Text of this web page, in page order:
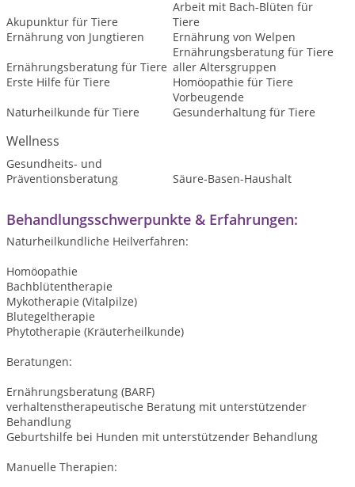
Akupunktur für Tiere
Arbeit mit Bach-Blüten für
Tiere
Ernährung von Jungtieren
Ernährung von Welpen
Ernährungsberatung für Tiere
Ernährungsberatung für Tiere
aller Altersgruppen
Erste Hilfe für Tiere
Homöopathie für Tiere
Naturheilkunde für Tiere
Vorbeugende
Gesunderhaltung für Tiere
Wellness
Gesundheits- und
Präventionsberatung
Säure-Basen-Haushalt
Behandlungsschwerpunkte & Erfahrungen:
Naturheilkundliche Heilverfahren:
Homöopathie
Bachblütentherapie
Mykotherapie (Vitalpilze)
Blutegeltherapie
Phytotherapie (Kräuterheilkunde)
Beratungen:
Ernährungsberatung (BARF)
verhaltenstherapeutische Beratung mit unterstützender
Behandlung
Geburtshilfe bei Hunden mit unterstützender Behandlung
Manuelle Therapien: